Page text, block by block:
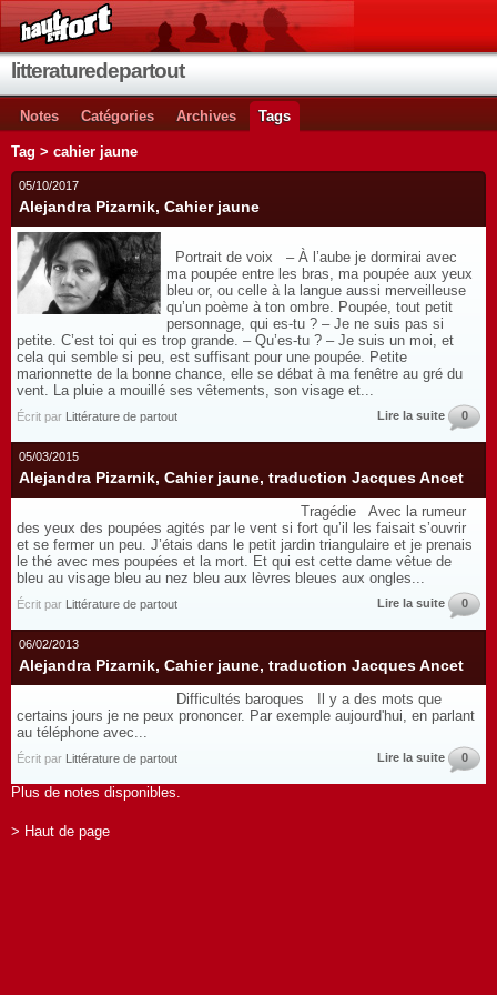
litteraturedepartout
Notes Catégories Archives Tags
Tag > cahier jaune
05/10/2017
Alejandra Pizarnik, Cahier jaune
Portrait de voix – À l’aube je dormirai avec
ma poupée entre les bras, ma poupée aux yeux
bleu or, ou celle à la langue aussi merveilleuse
qu’un poème à ton ombre. Poupée, tout petit
personnage, qui es-tu ? – Je ne suis pas si
petite. C’est toi qui es trop grande. – Qu’es-tu ? – Je suis un moi, et
cela qui semble si peu, est suffisant pour une poupée. Petite
marionnette de la bonne chance, elle se débat à ma fenêtre au gré du
vent. La pluie a mouillé ses vêtements, son visage et...
Écrit par Littérature de partout Lire la suite 0
05/03/2015
Alejandra Pizarnik, Cahier jaune, traduction Jacques Ancet
Tragédie Avec la rumeur
des yeux des poupées agités par le vent si fort qu’il les faisait s’ouvrir
et se fermer un peu. J’étais dans le petit jardin triangulaire et je prenais
le thé avec mes poupées et la mort. Et qui est cette dame vêtue de
bleu au visage bleu au nez bleu aux lèvres bleues aux ongles...
Écrit par Littérature de partout Lire la suite 0
06/02/2013
Alejandra Pizarnik, Cahier jaune, traduction Jacques Ancet
Difficultés baroques Il y a des mots que
certains jours je ne peux prononcer. Par exemple aujourd'hui, en parlant
au téléphone avec...
Écrit par Littérature de partout Lire la suite 0
Plus de notes disponibles.
> Haut de page